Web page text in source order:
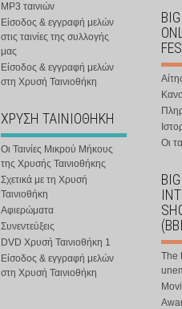
MP3 ταινιών
Είσοδος & εγγραφή μελών
στις ταινίες της συλλογής
μας
Είσοδος & εγγραφή μελών
στη Χρυσή Ταινιοθήκη
ΧΡΥΣΗ ΤΑΙΝΙΟΘΗΚΗ
Οι Ταινίες Μικρού Μήκους
της Χρυσής Ταινιοθήκης
Σχετικά με τη Χρυσή
Ταινιοθήκη
Αφιερώματα
Συνεντεύξεις
DVD Χρυσή Ταινιοθήκη 1
Είσοδος & εγγραφή μελών
στη Χρυσή Ταινιοθήκη
Οι
The